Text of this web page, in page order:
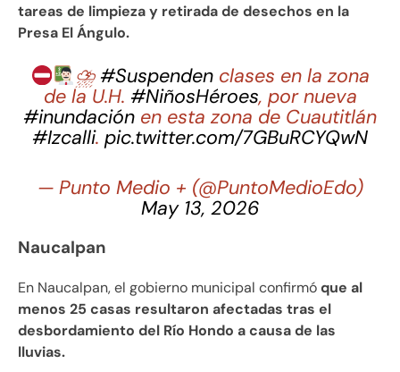
tareas de limpieza y retirada de desechos en la
Presa El Ángulo.
⛈#Suspendenclases en la zona
de la U.H. #NiñosHéroes, por nueva
#inundación en esta zona de Cuautitlán
#Izcalli. pic.twitter.com/7GBuRCYQwN
— Punto Medio + (@PuntoMedioEdo)
May 13, 2026
Naucalpan
En Naucalpan, el gobierno municipal confirmóque al
menos 25 casas resultaron afectadas tras el
desbordamiento del Río Hondo a causa de las
lluvias.